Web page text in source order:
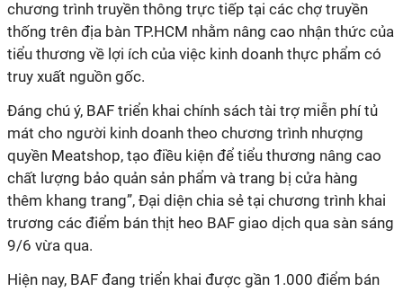
chương trình truyền thông trực tiếp tại các chợ truyền
thống trên địa bàn TP.HCM nhằm nâng cao nhận thức của
tiểu thương về lợi ích của việc kinh doanh thực phẩm có
truy xuất nguồn gốc.
Đáng chú ý, BAF triển khai chính sách tài trợ miễn phí tủ
mát cho người kinh doanh theo chương trình nhượng
quyền Meatshop, tạo điều kiện để tiểu thương nâng cao
chất lượng bảo quản sản phẩm và trang bị cửa hàng
thêm khang trang”, Đại diện chia sẻ tại chương trình khai
trương các điểm bán thịt heo BAF giao dịch qua sàn sáng
9/6 vừa qua.
Hiện nay, BAF đang triển khai được gần 1.000 điểm bán